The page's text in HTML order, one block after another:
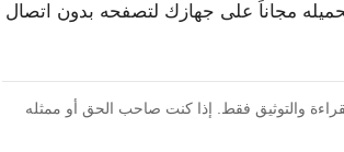
مجاناً على جهازك لتصفحه بدون اتصال
والتوثيق فقط. إذا كنت صاحب الحق أو ممثله